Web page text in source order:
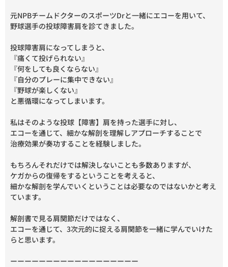
元NPBチームドクターのスポーツDrと一緒にエコーを用いて、
野球選手の投球障害肩を診てきました。
投球障害肩になってしまうと、
『痛くて投げられない』
『何をしても良くならない』
『自分のプレーに集中できない』
『野球が楽しくない』
と悪循環になってしまいます。
私はそのような投球【障害】肩を持った選手に対し、
エコーを通じて、細かな解剖を理解しアプローチすることで
治療効果が奏功することを経験しました。
もちろんそれだけでは解決しないことも多数ありますが、
ケガからの復帰をするということを考えると、
細かな解剖を学んでいくということは必要なのではないかと考え
ています。
解剖書で見る肩関節だけではなく、
エコーを通じて、3次元的に捉える肩関節を一緒に学んでいけた
らと思います。
ーーーーーーーーーーーーーーーーーー